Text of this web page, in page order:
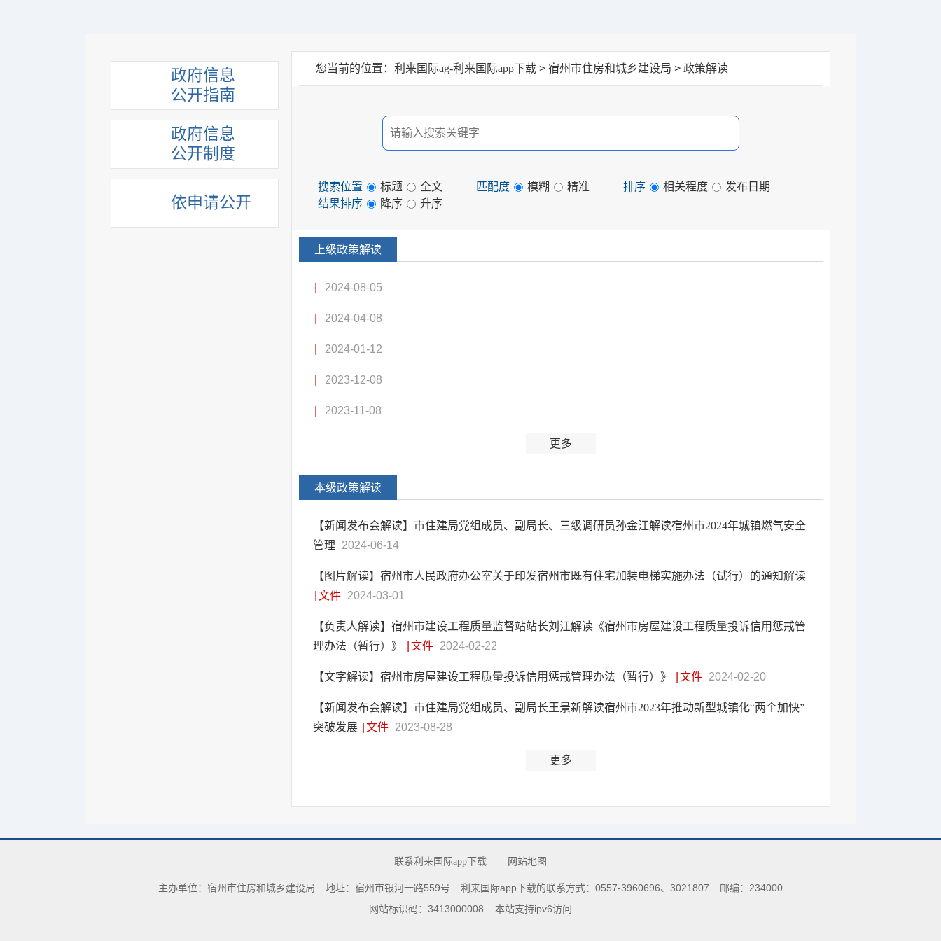
政府信息
公开指南
政府信息
公开制度
依申请公开
您当前的位置： 利来国际ag-利来国际app下载 > 宿州市住房和城乡建设局 > 政策解读
搜索位置 标题 全文 匹配度 模糊 精准 排序 相关程度
发布日期
结果排序
降序 升序
上级政策解读
2024-08-05
2024-04-08
2024-01-12
2023-12-08
2023-11-08
更多
本级政策解读
【新闻发布会解读】市住建局党组成员、副局长、三级调研员孙金江解读宿州市2024年城镇燃气安全
管理
2024-06-14
【图片解读】宿州市人民政府办公室关于印发宿州市既有住宅加装电梯实施办法（试行）的通知解读
文件 2024-03-01
【负责人解读】宿州市建设工程质量监督站站长刘江解读《宿州市房屋建设工程质量投诉信用惩戒管
理办法（暂行）》
文件 2024-02-22
【文字解读】宿州市房屋建设工程质量投诉信用惩戒管理办法（暂行）》 文件 2024-02-20
【新闻发布会解读】市住建局党组成员、副局长王景新解读宿州市2023年推动新型城镇化“两个加快”
突破发展
文件 2023-08-28
更多
联系利来国际app下载 网站地图
主办单位：宿州市住房和城乡建设局 地址：宿州市银河一路559号 利来国际app下载的联系方式：0557-3960696、3021807
邮编：234000
网站标识码：3413000008
本站支持ipv6访问